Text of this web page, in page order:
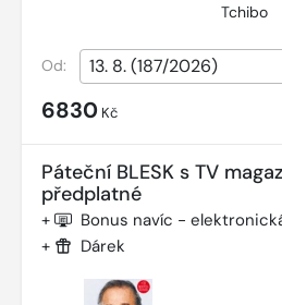
Tchibo
Od:
6830 Kč
Páteční BLESK s TV
předplatné
+ Bonus navíc -
+ Dárek